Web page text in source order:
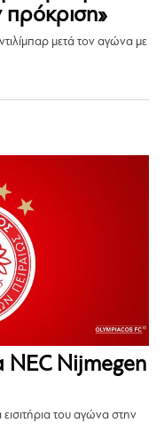
πρόκριση»
μετά τον αγώνα με
NEC Nijmegen
του αγώνα στην